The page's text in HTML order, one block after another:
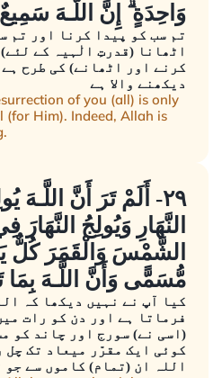
وَاحِدَةٍ ۗ إِنَّ اللَّـهَ
تم سب کو پیدا کرنا اور تم
اٹھانا (قدرتِ الٰہیہ کے
کرنے اور اٹھانے) کی طرح
دیکھنے والا ہے
of you (all) is only
(for Him). Indeed, Allah is
٢٩- أَلَمْ تَرَ أَنَّ اللَّـهَ
النَّهَارِ وَيُولِجُ
الشَّمْسَ وَالْقَمَرَ كُلٌّ
مُّسَمًّى وَأَنَّ اللَّـهَ بِمَا
کیا آپ نے نہیں دیکھا کہ
فرماتا ہے اور دن کو رات
(اسی نے) سورج اور چاند کو
کوئی ایک مقرّر میعاد تک چل
اللہ ان (تمام) کاموں سے